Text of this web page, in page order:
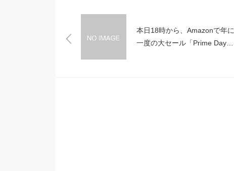
本日18時から、Amazonで年に
一度の大セール「Prime Day」